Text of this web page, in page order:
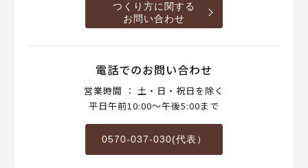
つくり方に関する
お問い合わせ
電話でのお問い合わせ
営業時間 ： 土・日・祝日を除く
平日午前10:00～午後5:00まで
0570-037-030(代表）